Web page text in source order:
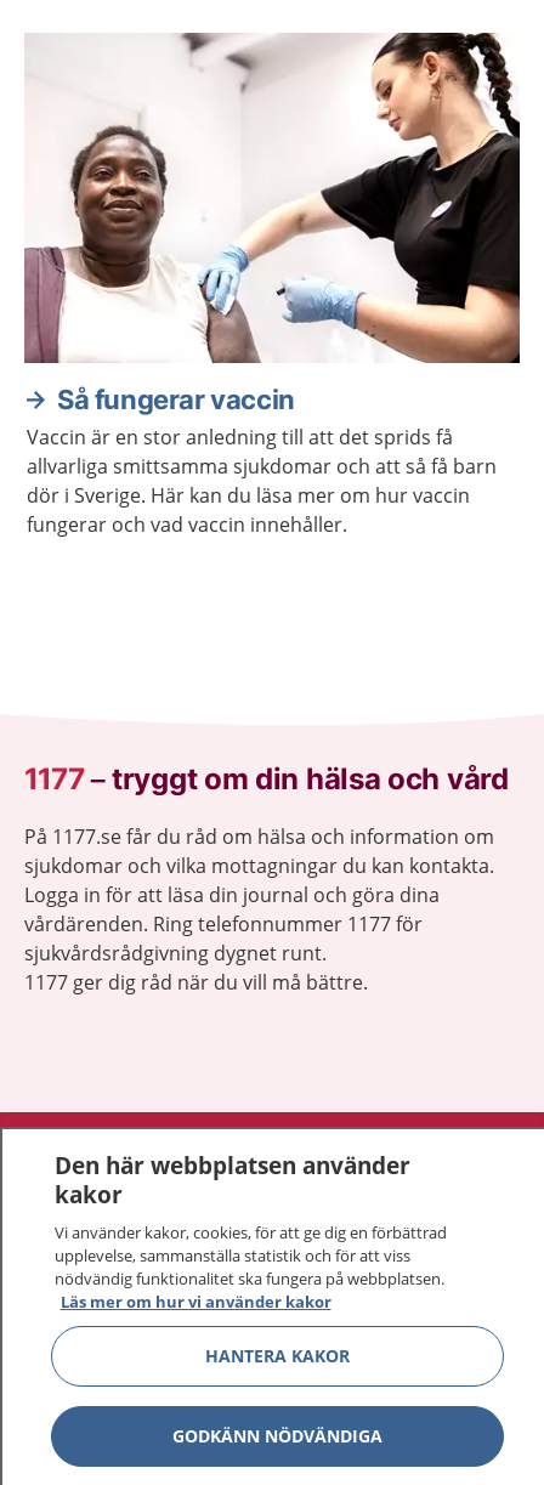
Så fungerar vaccin
Vaccin är en stor anledning till att det sprids få
allvarliga smittsamma sjukdomar och att så få barn
dör i Sverige. Här kan du läsa mer om hur vaccin
fungerar och vad vaccin innehåller.
1177–tryggt om din hälsa och vård
På 1177.se får du råd om hälsa och information om
sjukdomar och vilka mottagningar du kan kontakta.
Logga in för att läsa din journal och göra dina
vårdärenden. Ring telefonnummer 1177 för
sjukvårdsrådgivning dygnet runt.
1177 ger dig råd när du vill må bättre.
Visa
Om 1177
Kontakt
Behandling av personuppgifter
Hantering av kakor
Den här webbplatsen använder
kakor
Vi använder kakor, cookies, för att ge dig en förbättrad
upplevelse, sammanställa statistik och för att viss
nödvändig funktionalitet ska fungera på webbplatsen.
Läs mer om hur vi använder kakor
HANTERA KAKOR
GODKÄNN NÖDVÄNDIGA